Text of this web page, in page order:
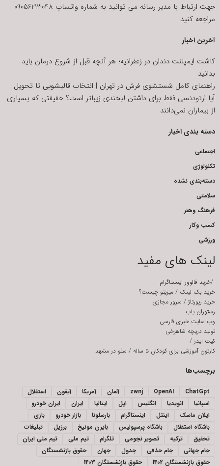
جهت ارتباط با مدیر رسانه می توانید به شماره واتساپ 09056213048
مراجعه کنید
آخرین اخبار
کاشت ایمپلنت دندان در زعفرانیه؛ هر آنچه قبل از شروع درمان باید
بدانید
راهنمای کامل شستشوی فرش در تهران | انتخاب قالیشویی تا تحویل
آیا ارتودنسی فقط برای داشتن لبخندی زیباتر است؟ حقیقتی که بسیاری
از بیماران نمی‌دانند
دسته بندی اخبار
اجتماعی
تکنولوژی
دسته‌بندی نشده
سلامتی
فرهنگ وهنر
کسب وکار
ورزشی
لینک های مفید
/خرید فالوور اینستاگرام
خرید بک لینک / میزیتو چیست؟
خرید رپورتاژ / سرور مجازی
رستوران یاب
وب سایت خبری فارسی
تولید دریچه شاهرخی
کیت ایدز /
کارتون آموزشی برای کودکان ۵ ساله
/ سئو در مشهد
برچسب‌ها
ChatGpt
OpenAI
zwnj آلمان آمریکا آیفون
استقلال
اسپانیا
انویدیا انگلیس اپل ایتالیا ایران
ایران خودرو
ایلان ماسک
اینتل اینستاگرام بارسلونا بازار خودرو
بازی
باشگاه استقلال
باشگاه پرسپولیس بایرن مونیخ برزیل
تبلیغات
تحقیق
ترکیه تصویر نجومی تلگرام تیم ملی
تیم ملی ایران
جام جهانی
جام حذفی جدول جهان
حقوق بازنشستگان
حقوق بازنشستگان 1402
حقوق بازنشستگان 1403